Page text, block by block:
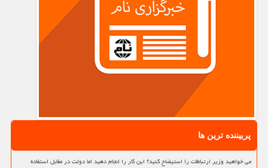
پربیننده ترین ها
می خواهید وزیر ارتباطات را استیضاح کنید؟ این کار را انجام دهید اما دولت در مقابل استفاده